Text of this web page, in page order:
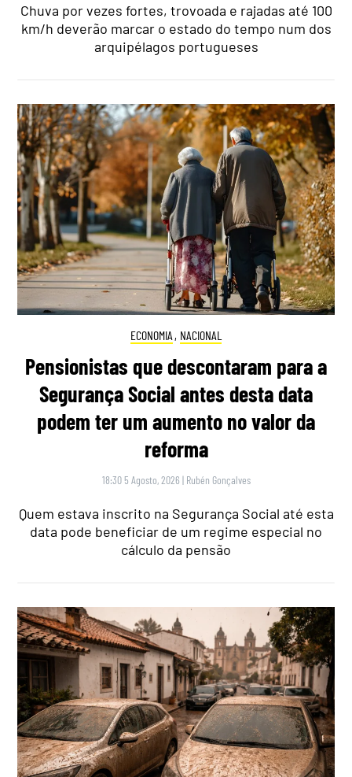
Chuva por vezes fortes, trovoada e rajadas até 100
km/h deverão marcar o estado do tempo num dos
arquipélagos portugueses
ECONOMIA , NACIONAL
Pensionistas que descontaram para a
Segurança Social antes desta data
podem ter um aumento no valor da
reforma
18:30 5 Agosto, 2026 | Rubén Gonçalves
Quem estava inscrito na Segurança Social até esta
data pode beneficiar de um regime especial no
cálculo da pensão